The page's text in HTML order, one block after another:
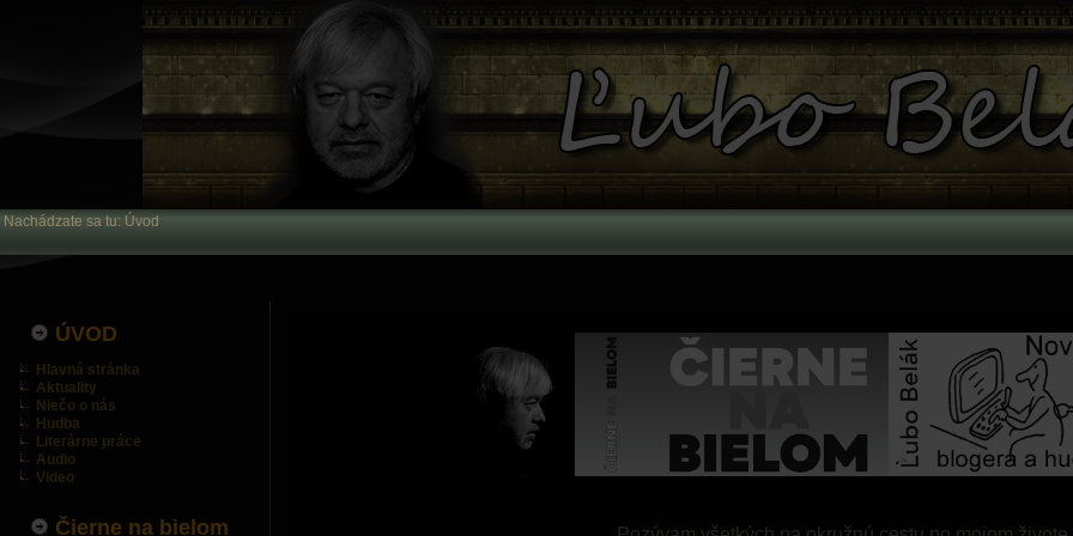
Nachádzate sa tu: Úvod
ÚVOD
Hlavná stránka
Aktuality
Niečo o nás
Hudba
Literárne práce
Audio
Video
Čierne na bielom